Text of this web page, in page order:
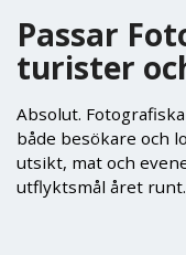
Passar
turister
Absolut.
både besökare och
utsikt, mat och
utflyktsmål året runt.